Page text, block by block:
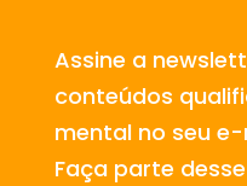
Assine a
conteúdos
mental no seu e-
Faça parte